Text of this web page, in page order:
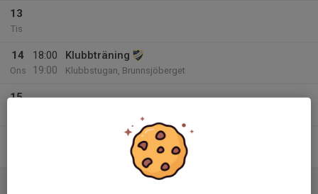
13
Tis
14
Ons
18:00
19:00
Klubbträning
Klubbstugan, Brunnsjöberget
15